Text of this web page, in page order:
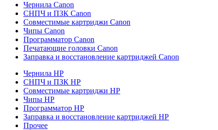
Чернила Canon
СНПЧ и ПЗК Canon
Совместимые картриджи Canon
Чипы Canon
Программатор Canon
Печатающие головки Canon
Заправка и восстановление картриджей Canon
Чернила HP
СНПЧ и ПЗК HP
Совместимые картриджи HP
Чипы HP
Программатор HP
Заправка и восстановление картриджей HP
Прочее